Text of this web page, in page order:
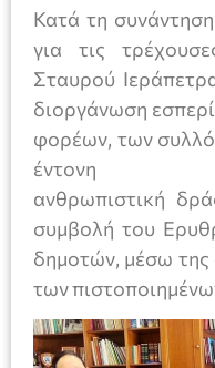
Κατά τη
για τις
Σταυρού
διοργάνωση
φορέων, των
έντονη
ανθρωπιστική
συμβολή του
δημοτών, μέσω της
των